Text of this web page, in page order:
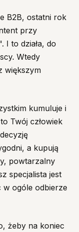
B2B, ostatni rok
przy
I to działa, do
Wtedy
większym
kumuluje i
Twój człowiek
a kupują
powtarzalny
specjalista jest
ogóle odbierze
żeby na koniec